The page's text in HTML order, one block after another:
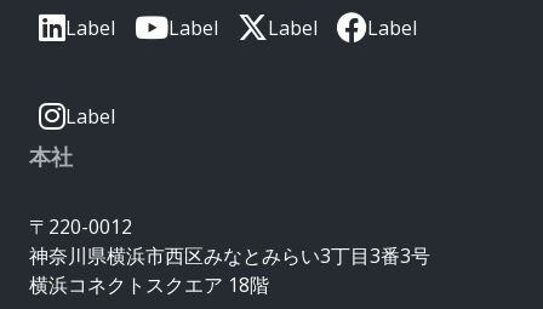
Label Label Label Label
Label
本社
〒220-0012
神奈川県横浜市西区みなとみらい3丁目3番3号
横浜コネクトスクエア 18階